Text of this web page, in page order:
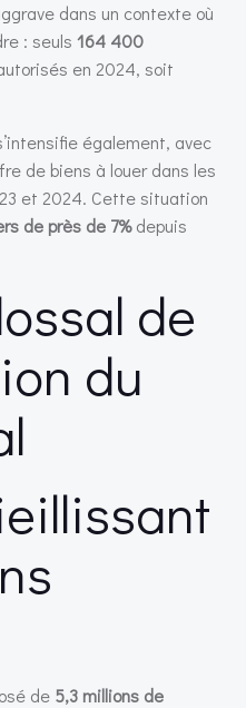
dans un contexte où
: seuls 164 400
en 2024, soit
également, avec
de biens à louer dans les
et 2024. Cette situation
de près de 7%depuis
de
du
de 5,3 millions de